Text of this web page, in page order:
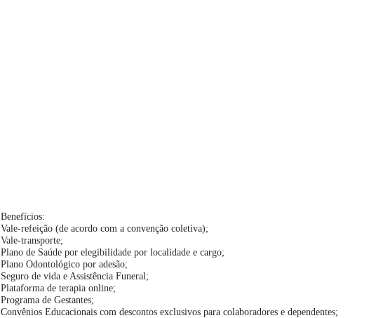
Benefícios:
Vale-refeição (de acordo com a convenção coletiva);
Vale-transporte;
Plano de Saúde por elegibilidade por localidade e cargo;
Plano Odontológico por adesão;
Seguro de vida e Assistência Funeral;
Plataforma de terapia online;
Programa de Gestantes;
Convênios Educacionais com descontos exclusivos para colaboradores e dependentes;